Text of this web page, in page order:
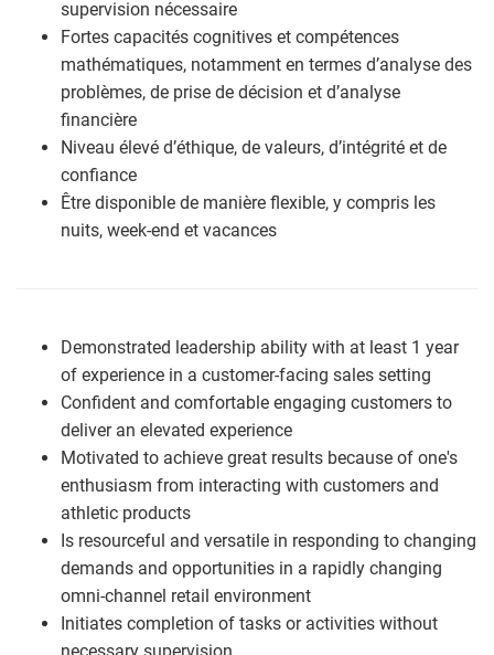
supervision nécessaire
Fortes capacités cognitives et compétences
mathématiques, notamment en termes d’analyse des
problèmes, de prise de décision et d’analyse
financière
Niveau élevé d’éthique, de valeurs, d’intégrité et de
confiance
Être disponible de manière flexible, y compris les
nuits, week-end et vacances
Demonstrated leadership ability with at least 1 year
of experience in a customer-facing sales setting
Confident and comfortable engaging customers to
deliver an elevated experience
Motivated to achieve great results because of one's
enthusiasm from interacting with customers and
athletic products
Is resourceful and versatile in responding to changing
demands and opportunities in a rapidly changing
omni-channel retail environment
Initiates completion of tasks or activities without